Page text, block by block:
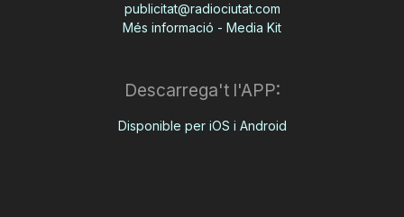
publicitat@radiociutat.com
Més informació - Media Kit
Descarrega't l'APP:
Disponible per iOS i Android